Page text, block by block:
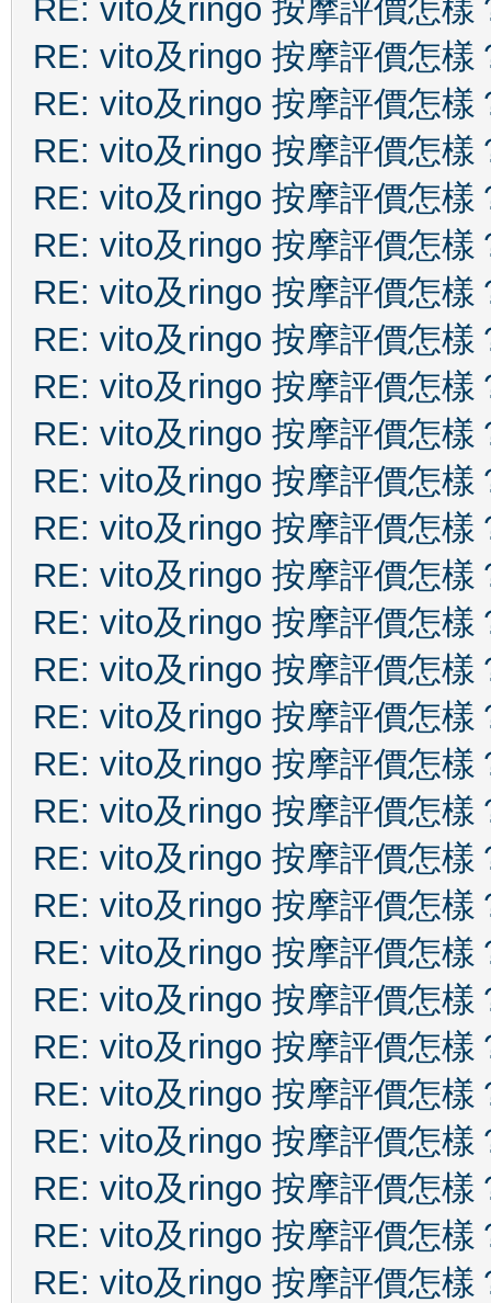
RE: vito及ringo 按摩評價怎樣
RE: vito及ringo 按摩評價怎樣
RE: vito及ringo 按摩評價怎樣
RE: vito及ringo 按摩評價怎樣
RE: vito及ringo 按摩評價怎樣
RE: vito及ringo 按摩評價怎樣
RE: vito及ringo 按摩評價怎樣
RE: vito及ringo 按摩評價怎樣
RE: vito及ringo 按摩評價怎樣
RE: vito及ringo 按摩評價怎樣
RE: vito及ringo 按摩評價怎樣
RE: vito及ringo 按摩評價怎樣
RE: vito及ringo 按摩評價怎樣
RE: vito及ringo 按摩評價怎樣
RE: vito及ringo 按摩評價怎樣
RE: vito及ringo 按摩評價怎樣
RE: vito及ringo 按摩評價怎樣
RE: vito及ringo 按摩評價怎樣
RE: vito及ringo 按摩評價怎樣
RE: vito及ringo 按摩評價怎樣
RE: vito及ringo 按摩評價怎樣
RE: vito及ringo 按摩評價怎樣
RE: vito及ringo 按摩評價怎樣
RE: vito及ringo 按摩評價怎樣
RE: vito及ringo 按摩評價怎樣
RE: vito及ringo 按摩評價怎樣
RE: vito及ringo 按摩評價怎樣
RE: vito及ringo 按摩評價怎樣